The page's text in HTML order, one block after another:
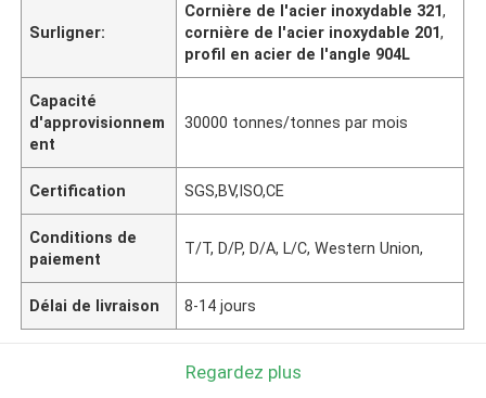
Surligner:
Cornière de l'acier inoxydable 321,
cornière de l'acier inoxydable 201,
profil en acier de l'angle 904L
Capacité
d'approvisionnem
ent
30000 tonnes/tonnes par mois
Certification SGS,BV,ISO,CE
Conditions de
paiement
T/T, D/P, D/A, L/C, Western Union,
Délai de livraison 8-14 jours
Regardez plus